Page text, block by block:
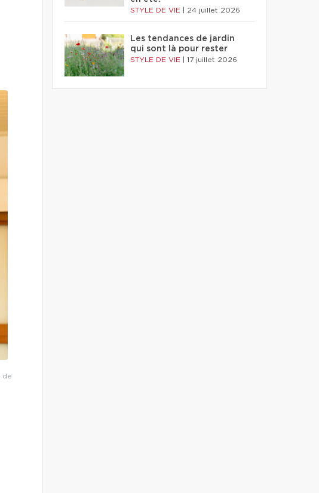
de
STYLE DE VIE 24 juillet 2026
Les tendances de jardin
qui sont là pour rester
STYLE DE VIE 17 juillet 2026